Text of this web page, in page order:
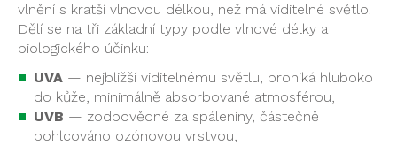
vlnění s kratší vlnovou délkou, než má viditelné světlo.
Dělí se na tři základní typy podle vlnové délky a
biologického účinku:
UVA — nejbližší viditelnému světlu, proniká hluboko
do kůže, minimálně absorbované atmosférou,
UVB — zodpovědné za spáleniny, částečně
pohlcováno ozónovou vrstvou,